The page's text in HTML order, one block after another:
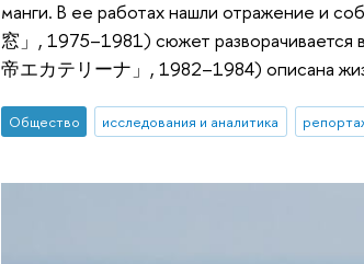
манги. В ее работах нашли отражение и
窓」, 1975–1981) сюжет разворачивается
帝エカテリーナ」, 1982–1984) описана
Общество исследования и аналитика